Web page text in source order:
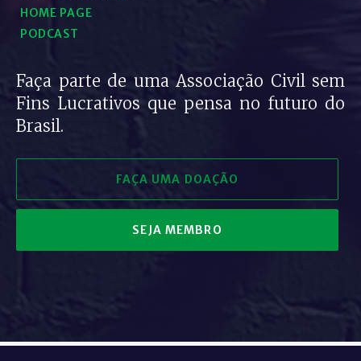
HOME PAGE
PODCAST
Faça parte de uma Associação Civil sem
Fins Lucrativos que pensa no futuro do
Brasil.
FAÇA UMA DOAÇÃO
SEJA MEMBRO